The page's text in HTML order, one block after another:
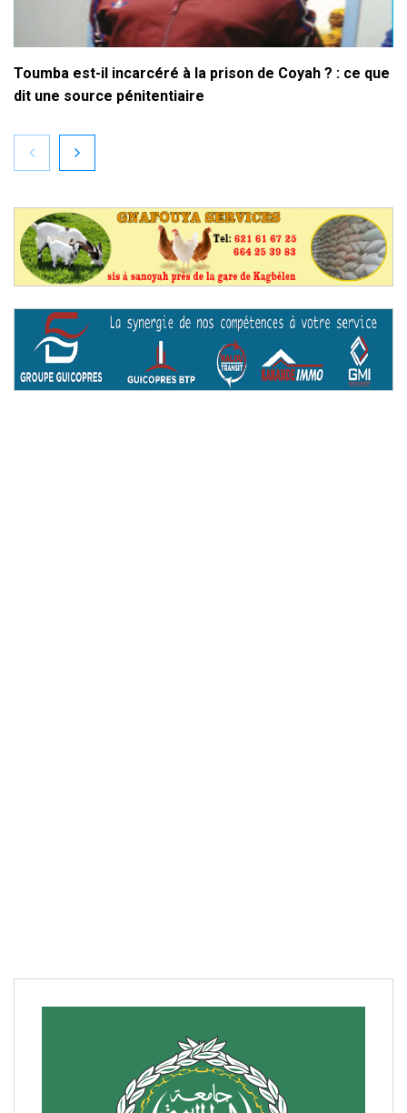
Toumba est-il incarcéré à la prison de Coyah ? : ce que
dit une source pénitentiaire